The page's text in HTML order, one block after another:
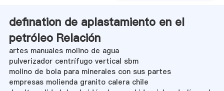
defination de aplastamiento en el
petróleo Relación
artes manuales molino de agua
pulverizador centrífugo vertical sbm
molino de bola para minerales con sus partes
empresas molienda granito calera chile